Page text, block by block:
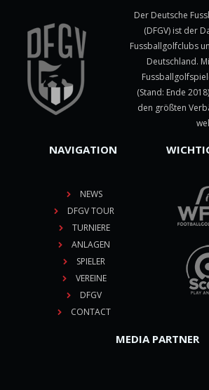
Der Deutsche
(DFGV) ist der
Fussballgolfclubs
Deutschland.
(Stand: Ende
den größten
NAVIGATION
NEWS
DFGV TOUR
TURNIERE
ANLAGEN
SPIELER
VEREINE
DFGV
CONTACT
MEDIA PARTNER